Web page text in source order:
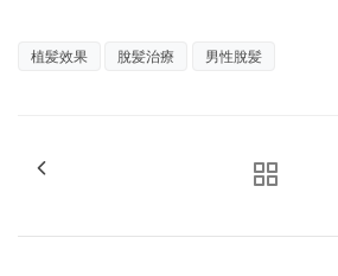
植髪效果 脫髪治療 男性脫髪